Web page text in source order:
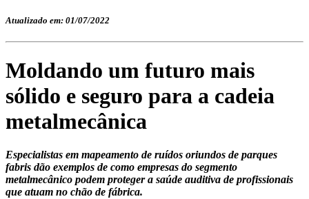
Atualizado em: 01/07/2022
Moldando um futuro mais
sólido e seguro para a cadeia
metalmecânica
Especialistas em mapeamento de ruídos oriundos de parques
fabris dão exemplos de como empresas do segmento
metalmecânico podem proteger a saúde auditiva de profissionais
que atuam no chão de fábrica.